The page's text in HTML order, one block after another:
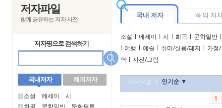
저자파일
함께 공유하는 저자 사전
저자명으로 검색하기
국내저자 해외저자
소설 에세이
시
희곡
문학일반
문화평론
국내 저자 해외 저
소설 l 에세이 l 시 l 희곡 l 문학일반 l
l 여행 l 예술 l 취미/실용/레저 l 가정
역 l 사진/그림
가나다순 | 인기순 ▼
1